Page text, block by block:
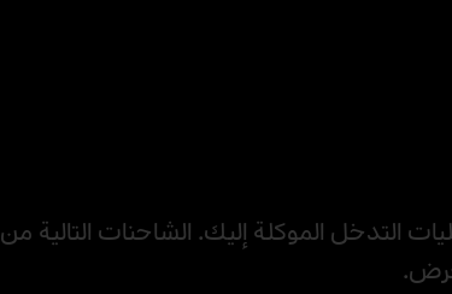
التدخل الموكلة إليك. الشاحنات التالية من